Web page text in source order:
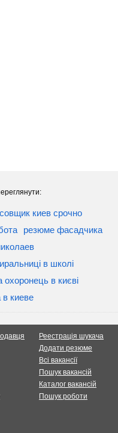
киев срочно
резюме фасадчика
в школі
охоронець в києві
киеве
Реестрація шукача
Додати резюме
Всі вакансії
Пошук вакансій
Каталог вакансій
Пошук роботи